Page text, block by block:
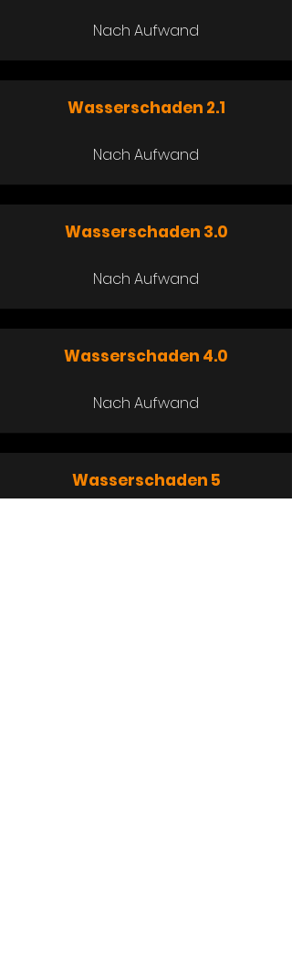
Nach Aufwand
Wasserschaden 2.1
Nach Aufwand
Wasserschaden 3.0
Nach Aufwand
Wasserschaden 4.0
Nach Aufwand
Wasserschaden 5